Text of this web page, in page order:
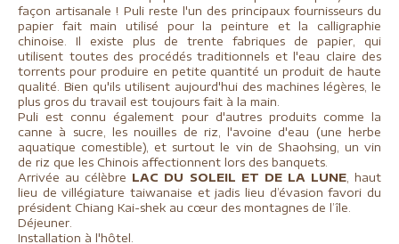
façon artisanale ! Puli reste l'un des principaux fournisseurs du
papier fait main utilisé pour la peinture et la calligraphie
chinoise. Il existe plus de trente fabriques de papier, qui
utilisent toutes des procédés traditionnels et l'eau claire des
torrents pour produire en petite quantité un produit de haute
qualité. Bien qu'ils utilisent aujourd'hui des machines légères, le
plus gros du travail est toujours fait à la main.
Puli est connu également pour d'autres produits comme la
canne à sucre, les nouilles de riz, l'avoine d'eau (une herbe
aquatique comestible), et surtout le vin de Shaohsing, un vin
de riz que les Chinois affectionnent lors des banquets.
Arrivée au célèbre LAC DU SOLEIL ET DE LA LUNE, haut
lieu de villégiature taiwanaise et jadis lieu d’évasion favori du
président Chiang Kai-shek au cœur des montagnes de l’île.
Déjeuner.
Installation à l'hôtel.